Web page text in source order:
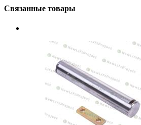
Связанные товары